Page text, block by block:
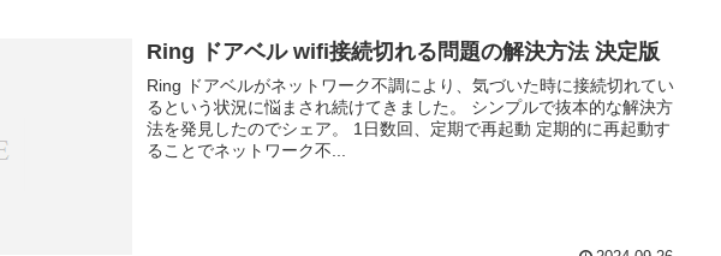
Ring ドアベル wifi接続切れる問題の解決方法 決定版
Ring ドアベルがネットワーク不調により、気づいた時に接続切れてい
るという状況に悩まされ続けてきました。 シンプルで抜本的な解決方
法を発見したのでシェア。 1日数回、定期で再起動 定期的に再起動す
ることでネットワーク不...